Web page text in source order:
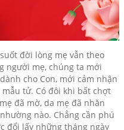
đời lòng mẹ vẫn theo
người mẹ, chúng ta mới
cho Con, mới cảm nhận
tử. Có đôi khi bất chợt
đã mờ, da mẹ đã nhăn
nào. Chẳng cần phú
đổi lấy những tháng ngày